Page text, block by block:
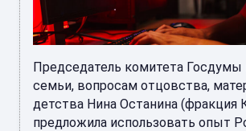
Председатель комитета Госдумы
семьи, вопросам отцовства,
детства Нина Останина
предложила использовать опыт